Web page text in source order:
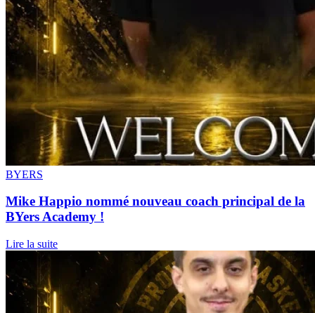
BYERS
Mike Happio nommé nouveau coach principal de la
BYers Academy !
Lire la suite